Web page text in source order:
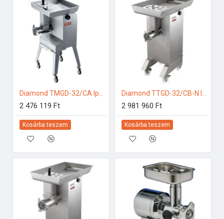
2 476 119 Ft
Kosárba teszem
2 981 960 Ft
Kosárba teszem